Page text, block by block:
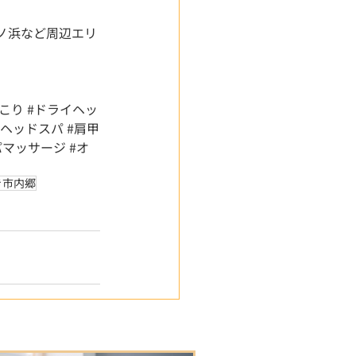
浜など周辺エリ
り #ドライヘッ
ッドスパ#肩甲
ッサージ #オ
内郷